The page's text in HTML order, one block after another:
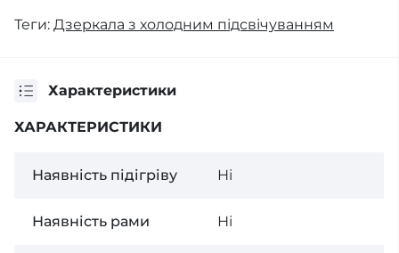
Теги: Дзеркала з холодним підсвічуванням
Характеристики
ХАРАКТЕРИСТИКИ
Наявність підігріву Ні
Наявність рами Ні